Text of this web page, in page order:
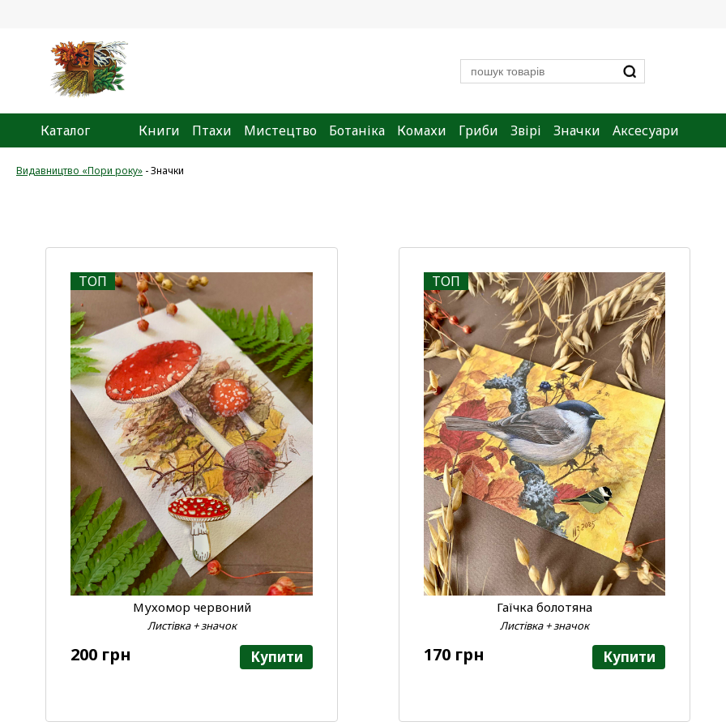
Каталог Книги Птахи Мистецтво Ботаніка Комахи Гриби Звірі Значки Аксесуари
Видавництво «Пори року» -Значки
ТОП
Мухомор червоний
Листівка + значок
200 грн Купити
ТОП
Гаїчка болотяна
Листівка + значок
170 грн Купити